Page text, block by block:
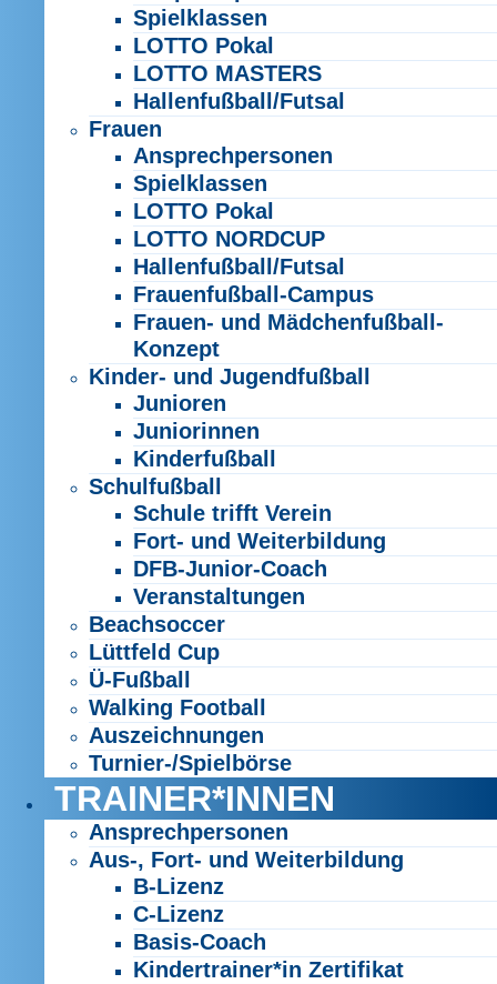
Spielklassen
LOTTO Pokal
LOTTO MASTERS
Hallenfußball/Futsal
Frauen
Ansprechpersonen
Spielklassen
LOTTO Pokal
LOTTO NORDCUP
Hallenfußball/Futsal
Frauenfußball-Campus
Frauen- und Mädchenfußball-
Konzept
Kinder- und Jugendfußball
Junioren
Juniorinnen
Kinderfußball
Schulfußball
Schule trifft Verein
Fort- und Weiterbildung
DFB-Junior-Coach
Veranstaltungen
Beachsoccer
Lüttfeld Cup
Ü-Fußball
Walking Football
Auszeichnungen
Turnier-/Spielbörse
TRAINER*INNEN
Ansprechpersonen
Aus-, Fort- und Weiterbildung
B-Lizenz
C-Lizenz
Basis-Coach
Kindertrainer*in Zertifikat